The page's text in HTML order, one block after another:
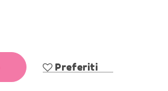
Preferiti